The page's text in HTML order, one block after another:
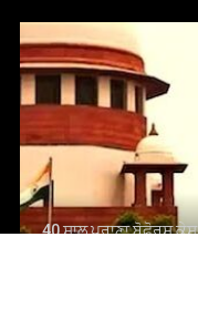
40 ਸਾਲ ਪੁਰਾਣਾ ਬੋਫੋਰਸ